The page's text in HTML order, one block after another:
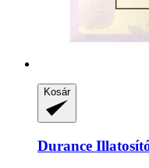
Kosár
Durance